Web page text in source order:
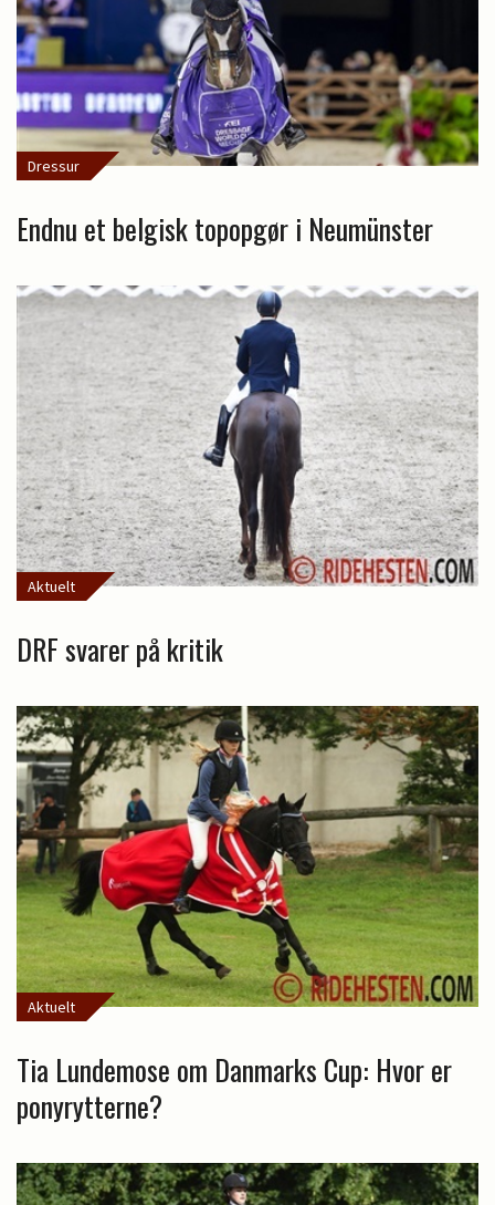
Dressur
Endnu et belgisk topopgør i Neumünster
Aktuelt
DRF svarer på kritik
Aktuelt
Tia Lundemose om Danmarks Cup: Hvor er
ponyrytterne?